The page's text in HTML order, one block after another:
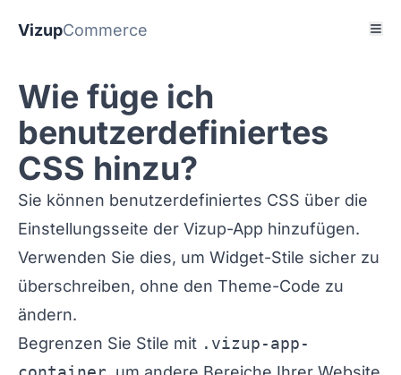
VizupCommerce
Wie füge ich
benutzerdefiniertes
CSS hinzu?
Sie können benutzerdefiniertes CSS über die
Einstellungsseite der Vizup-App hinzufügen.
Verwenden Sie dies, um Widget-Stile sicher zu
überschreiben, ohne den Theme-Code zu
ändern.
Begrenzen Sie Stile mit .vizup-app-